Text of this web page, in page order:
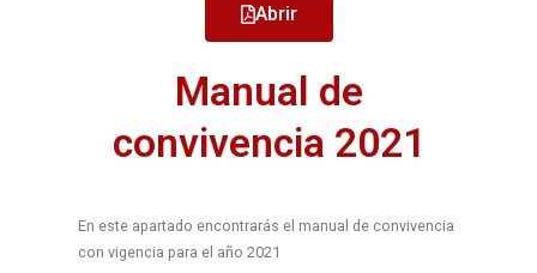
Abrir
Manual de
convivencia 2021
En este apartado encontrarás el manual de convivencia
con vigencia para el año 2021